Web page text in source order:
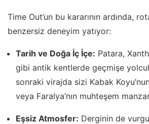
Time Out’un bu kararının ardında,
benzersiz deneyim yatıyor:
Tarih ve Doğa İç İçe: Patara,
gibi antik kentlerde geçmişe
sonraki virajda sizi Kabak
veya Faralya’nın muhteşem
Eşsiz Atmosfer: Derginin de